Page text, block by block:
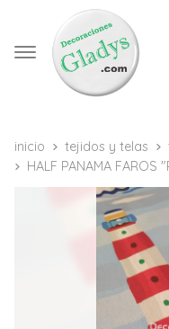
inicio tejidos y telas
HALF PANAMA FAROS